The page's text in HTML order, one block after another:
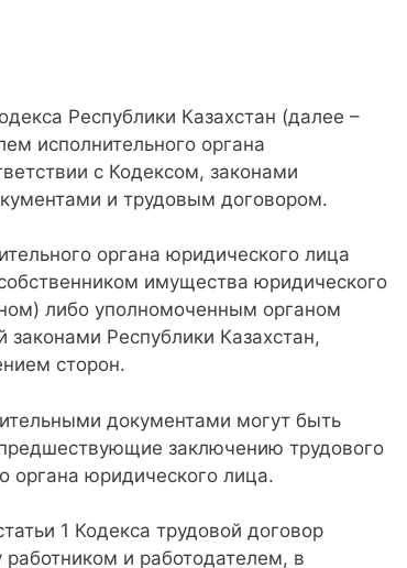
Республики Казахстан (далее –
исполнительного органа
с Кодексом, законами
и трудовым договором.
органа юридического лица
имущества юридического
либо уполномоченным органом
Республики Казахстан,
сторон.
документами могут быть
заключению трудового
органа юридического лица.
1 Кодекса трудовой договор
и работодателем, в